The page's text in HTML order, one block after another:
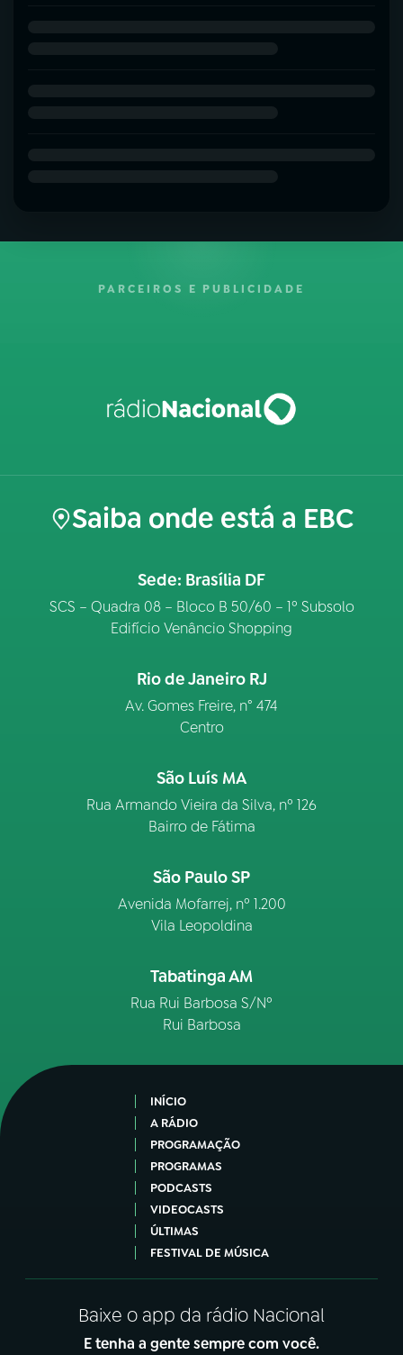
PARCEIROS E PUBLICIDADE
Saiba onde está a EBC
Sede: Brasília DF
SCS – Quadra 08 – Bloco B 50/60 – 1º Subsolo
Edifício Venâncio Shopping
Rio de Janeiro RJ
Av. Gomes Freire, n° 474
Centro
São Luís MA
Rua Armando Vieira da Silva, nº 126
Bairro de Fátima
São Paulo SP
Avenida Mofarrej, nº 1.200
Vila Leopoldina
Tabatinga AM
Rua Rui Barbosa S/Nº
Rui Barbosa
INÍCIO
A RÁDIO
PROGRAMAÇÃO
PROGRAMAS
PODCASTS
VIDEOCASTS
ÚLTIMAS
FESTIVAL DE MÚSICA
Baixe o app da rádio Nacional
E tenha a gente sempre com você.